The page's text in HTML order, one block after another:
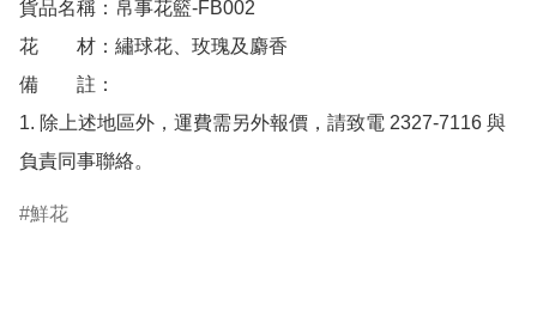
貨品名稱：帛事花籃-FB002
花　　材：繡球花、玫瑰及麝香
備　　註：
1. 除上述地區外，運費需另外報價，請致電 2327-7116 與
負責同事聯絡。
鮮花